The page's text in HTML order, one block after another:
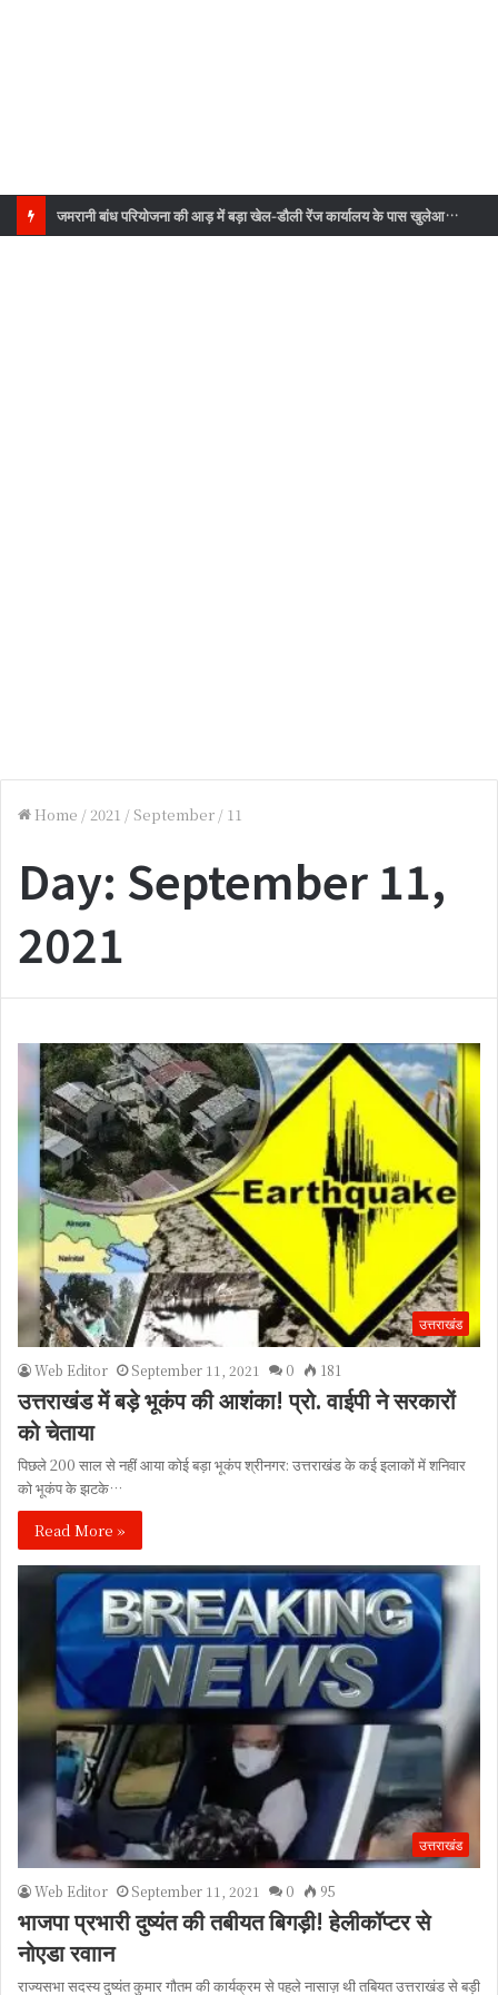
जमरानी बांध परियोजना की आड़ में बड़ा खेल-डौली रेंज कार्यालय के पास खुलेआम चल रहा अवैध खनन, सरकारी दावों की खुली पोल”
Home /2021 / September / 11
Day: September 11,
2021
उत्तराखंड
Web Editor September 11, 2021 0 181
उत्तराखंड में बड़े भूकंप की आशंका! प्रो. वाईपी ने सरकारों
को चेताया
पिछले 200 साल से नहीं आया कोई बड़ा भूकंप श्रीनगर: उत्तराखंड के कई इलाकों में शनिवार
को भूकंप के झटके…
Read More »
उत्तराखंड
Web Editor September 11, 2021 0 95
भाजपा प्रभारी दुष्यंत की तबीयत बिगड़ी! हेलीकॉप्टर से
नोएडा रवाान
राज्यसभा सदस्य दुष्यंत कुमार गौतम की कार्यक्रम से पहले नासाज़ थी तबियत उत्तराखंड से बड़ी